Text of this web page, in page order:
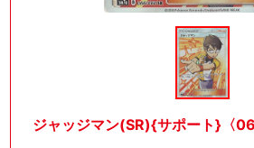
ジャッジマン(SR){サポート}〈